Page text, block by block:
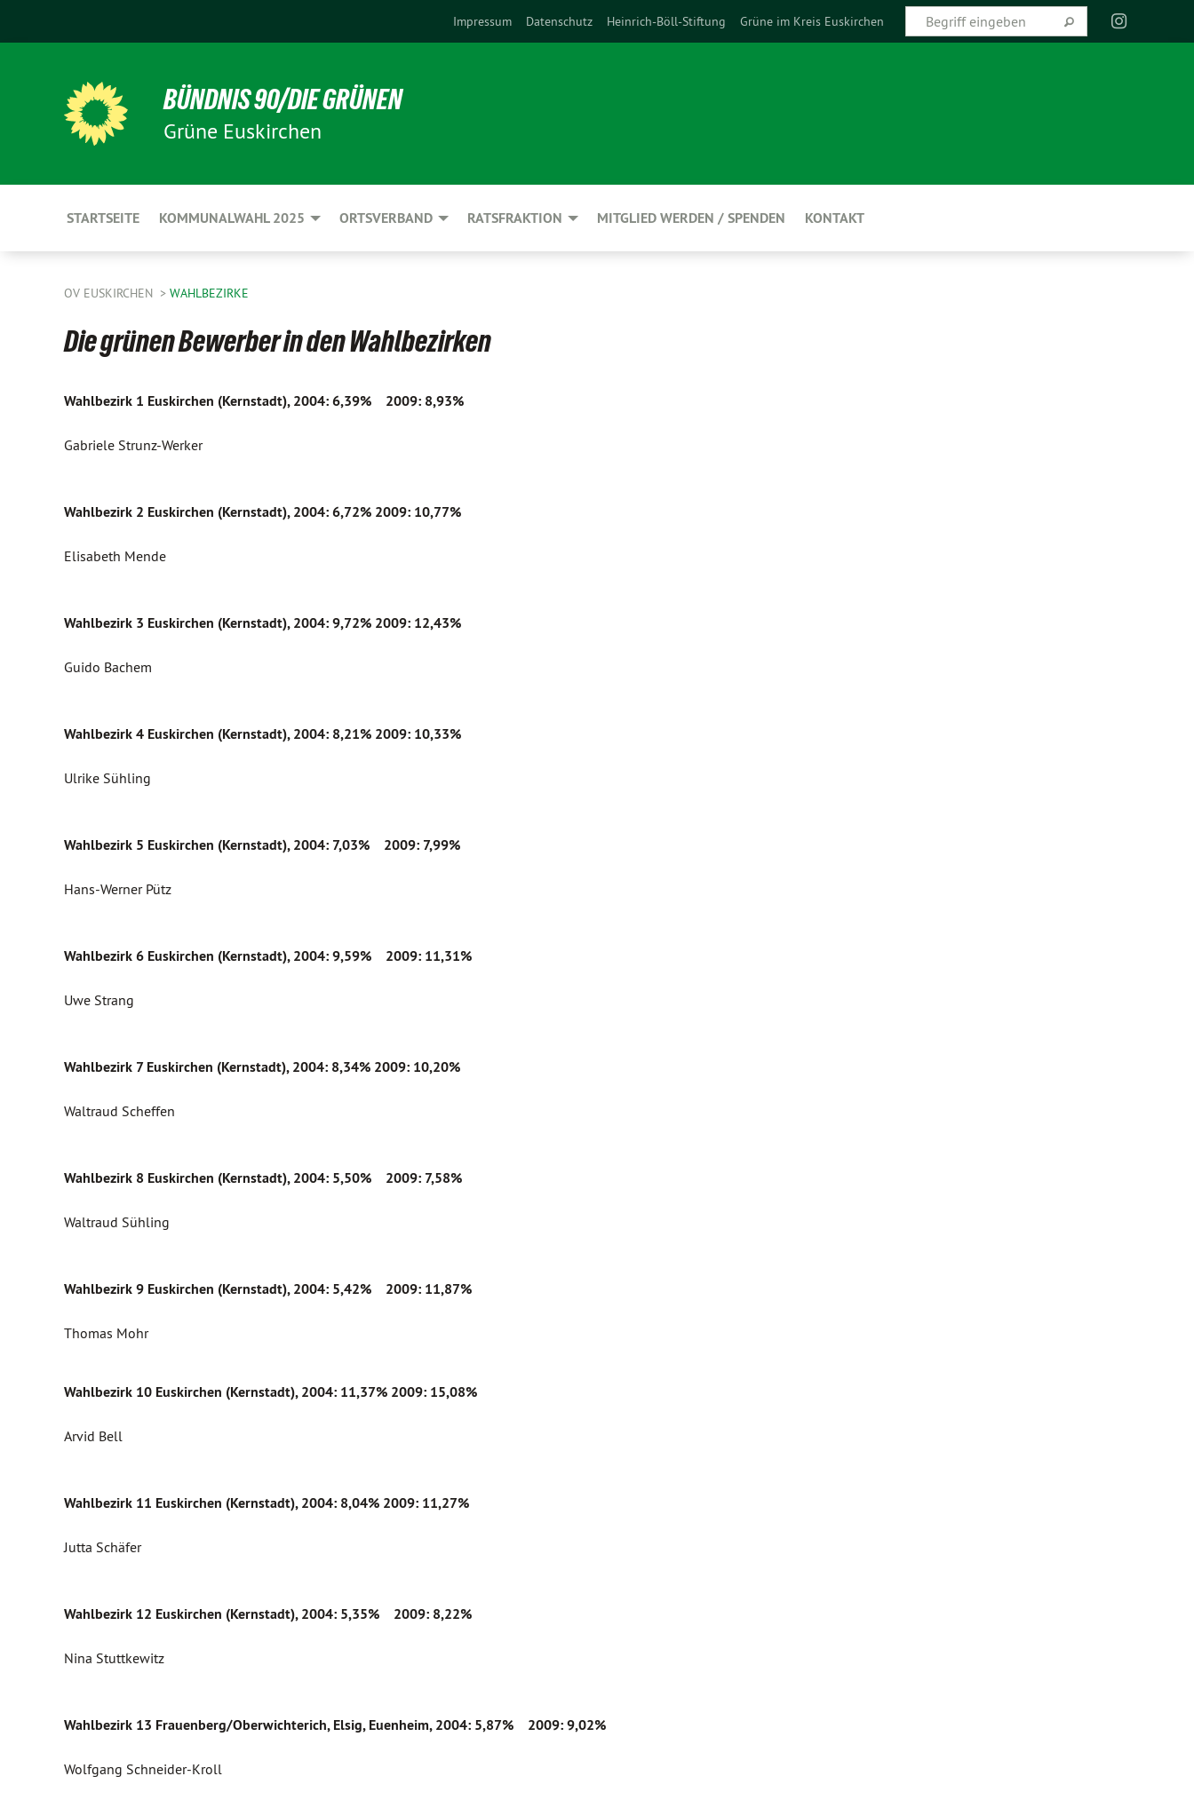
Impressum Datenschutz Heinrich-Böll-Stiftung Grüne im Kreis Euskirchen
BÜNDNIS 90/DIE GRÜNEN
Grüne Euskirchen
STARTSEITE KOMMUNALWAHL 2025 ORTSVERBAND RATSFRAKTION MITGLIED WERDEN / SPENDEN KONTAKT
OV EUSKIRCHEN WAHLBEZIRKE
Die grünen Bewerber in den Wahlbezirken
Wahlbezirk 1 Euskirchen (Kernstadt), 2004: 6,39% 2009: 8,93%
Gabriele Strunz-Werker
Wahlbezirk 2 Euskirchen (Kernstadt), 2004: 6,72% 2009: 10,77%
Elisabeth Mende
Wahlbezirk 3 Euskirchen (Kernstadt), 2004: 9,72% 2009: 12,43%
Guido Bachem
Wahlbezirk 4 Euskirchen (Kernstadt), 2004: 8,21% 2009: 10,33%
Ulrike Sühling
Wahlbezirk 5 Euskirchen (Kernstadt), 2004: 7,03% 2009: 7,99%
Hans-Werner Pütz
Wahlbezirk 6 Euskirchen (Kernstadt), 2004: 9,59% 2009: 11,31%
Uwe Strang
Wahlbezirk 7 Euskirchen (Kernstadt), 2004: 8,34% 2009: 10,20%
Waltraud Scheffen
Wahlbezirk 8 Euskirchen (Kernstadt), 2004: 5,50% 2009: 7,58%
Waltraud Sühling
Wahlbezirk 9 Euskirchen (Kernstadt), 2004: 5,42% 2009: 11,87%
Thomas Mohr
Wahlbezirk 10 Euskirchen (Kernstadt), 2004: 11,37% 2009: 15,08%
Arvid Bell
Wahlbezirk 11 Euskirchen (Kernstadt), 2004: 8,04% 2009: 11,27%
Jutta Schäfer
Wahlbezirk 12 Euskirchen (Kernstadt), 2004: 5,35% 2009: 8,22%
Nina Stuttkewitz
Wahlbezirk 13 Frauenberg/Oberwichterich, Elsig, Euenheim, 2004: 5,87% 2009: 9,02%
Wolfgang Schneider-Kroll